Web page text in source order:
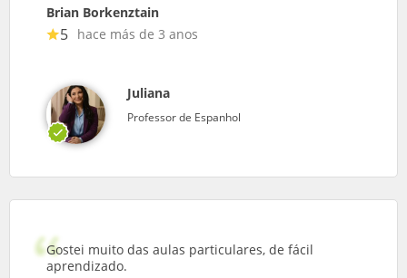
Brian Borkenztain
5 hace más de 3 anos
Juliana
Professor de Espanhol
Gostei muito das aulas particulares, de fácil
aprendizado.